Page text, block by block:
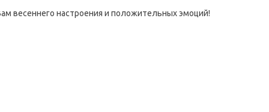
весеннего настроения и положительных эмоций!